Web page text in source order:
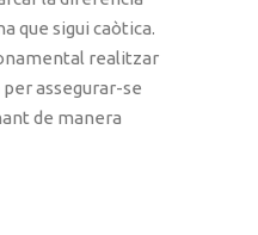
que sigui caòtica.
realitzar
assegurar-se
de manera